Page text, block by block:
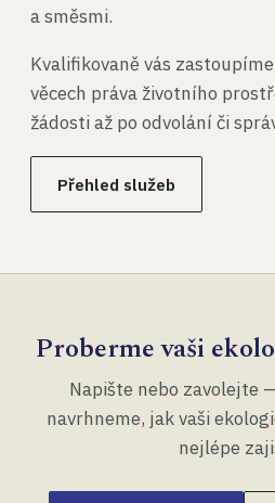
a směsmi.
Kvalifikovaně vás
věcech práva životního
žádosti až po odvolání či
Přehled služeb
Proberme vaši
Napište nebo zavolejte
navrhneme, jak vaši
nejlépe